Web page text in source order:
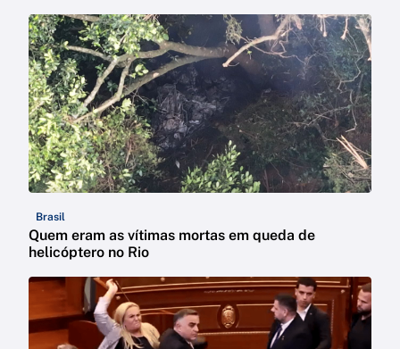
Brasil
Quem eram as vítimas mortas em queda de
helicóptero no Rio